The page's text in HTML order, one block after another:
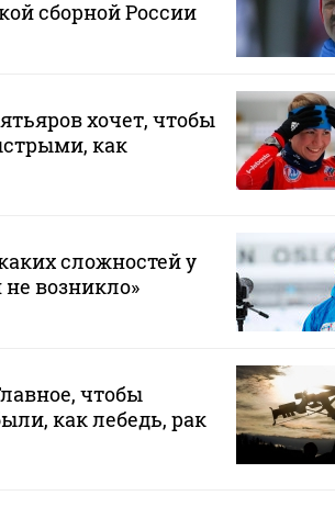
сборной России
хочет, чтобы
как
сложностей у
возникло»
чтобы
как лебедь, рак